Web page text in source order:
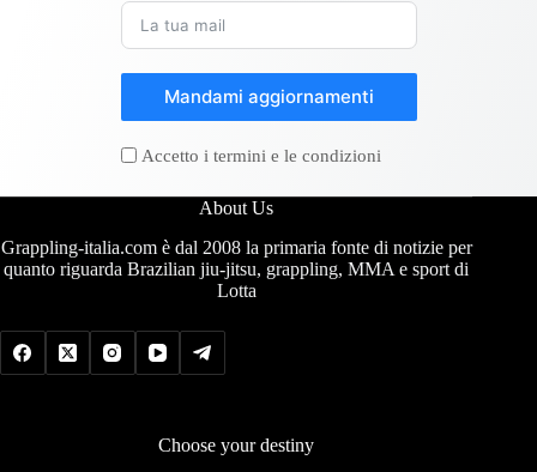
Mandami aggiornamenti
Accetto i termini e le condizioni
About Us
Grappling-italia.com è dal 2008 la primaria fonte di notizie per
quanto riguarda Brazilian jiu-jitsu, grappling, MMA e sport di
Lotta
Choose your destiny